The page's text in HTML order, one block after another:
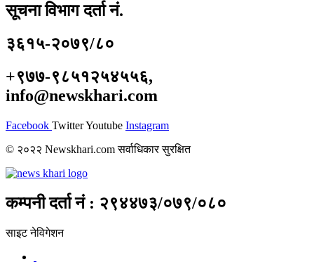
सूचना विभाग दर्ता नं.
३६१५-२०७९/८०
+९७७-९८५१२५४५५६,
info@newskhari.com
Facebook TwitterYoutube Instagram
© २०२२ Newskhari.com सर्वाधिकार सुरक्षित
कम्पनी दर्ता नं : २९४४७३/०७९/०८०
साइट नेविगेशन